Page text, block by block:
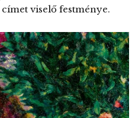
címet viselő festménye.